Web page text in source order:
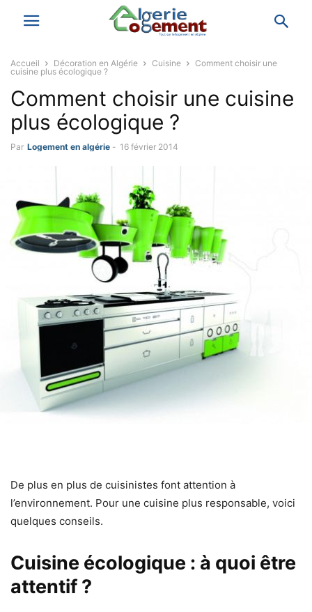
Accueil Décoration en Algérie Cuisine
Comment choisir une
cuisine plus écologique ?
Comment choisir une cuisine
plus écologique ?
Par Logement en algérie - 16 février 2014
De plus en plus de cuisinistes font attention à
l’environnement. Pour une cuisine plus responsable, voici
quelques conseils.
Cuisine écologique : à quoi être
attentif ?